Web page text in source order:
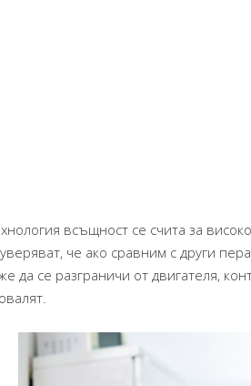
всъщност се счита за
че ако сравним с други
да се разграничи от двигателя,